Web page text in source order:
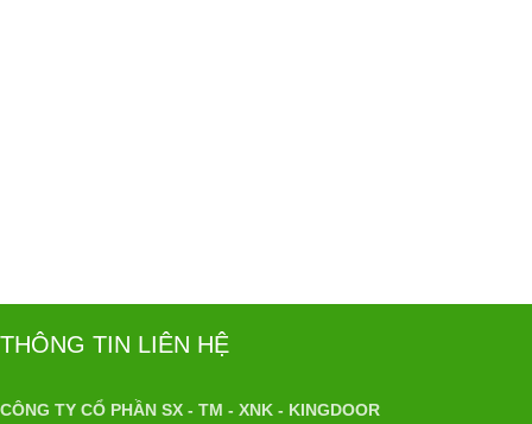
THÔNG TIN LIÊN HỆ
CÔNG TY CỔ PHẦN SX - TM - XNK - KINGDOOR